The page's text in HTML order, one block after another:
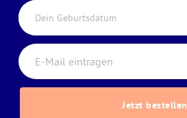
Dein Geburtsdatum
Jetzt bestellen